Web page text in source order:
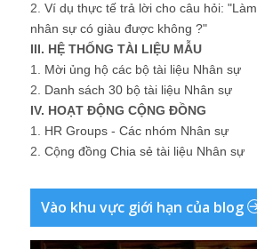
2. Ví dụ thực tế trả lời cho câu hỏi: "Làm
nhân sự có giàu được không ?"
III. HỆ THỐNG TÀI LIỆU MẪU
1. Mời ủng hộ các bộ tài liệu Nhân sự
2. Danh sách 30 bộ tài liệu Nhân sự
IV. HOẠT ĐỘNG CỘNG ĐỒNG
1. HR Groups - Các nhóm Nhân sự
2. Cộng đồng Chia sẻ tài liệu Nhân sự
Vào khu vực giới hạn của blog